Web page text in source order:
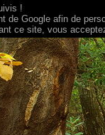
!
de Google afin de
ce site, vous